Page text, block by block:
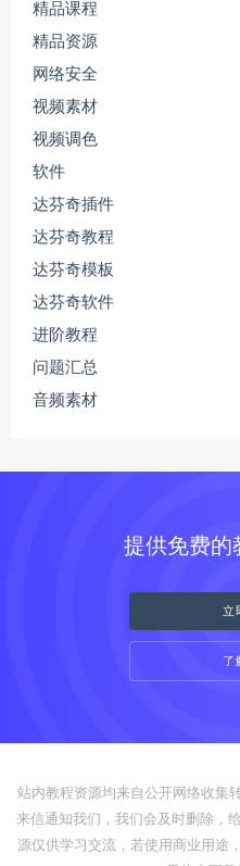
精品课程
精品资源
网络安全
视频素材
视频调色
软件
达芬奇插件
达芬奇教程
达芬奇模板
达芬奇软件
进阶教程
问题汇总
音频素材
提供免费的
立
了
站内教程资源均来自公开网络收集
来信通知我们，我们会及时删除，
源仅供学习交流，若使用商业用途